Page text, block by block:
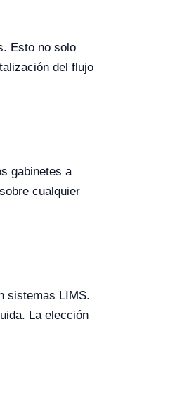
Esto no solo
del flujo
gabinetes a
cualquier
sistemas LIMS.
La elección